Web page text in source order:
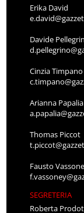
Erika David
Davide
Cinzia Timpano
Arianna Papalia
Thomas Piccot
Fausto
SEGRETERIA
Roberta